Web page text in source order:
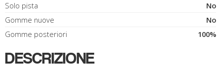
Solo pista
No
Gomme nuove
No
Gomme posteriori
100%
DESCRIZIONE